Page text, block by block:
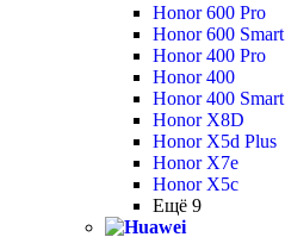
Honor 600 Pro
Honor 600 Smart
Honor 400 Pro
Honor 400
Honor 400 Smart
Honor X8D
Honor X5d Plus
Honor X7e
Honor X5c
Ещё 9